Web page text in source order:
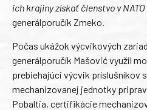
ich krajiny získať členstvo v NATO
generálporučík Zmeko.
Počas ukážok výcvikových
generálporučík Mašović využil
prebiehajúci výcvik príslušníkov
mechanizovanej jednotky
Pobaltia, certifikácie